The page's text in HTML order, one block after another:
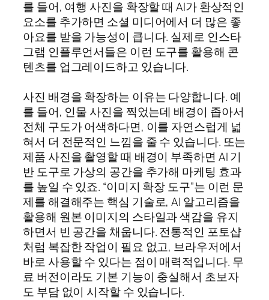
를 들어, 여행 사진을 확장할 때 AI가 환상적인
요소를 추가하면 소셜 미디어에서 더 많은 좋
아요를 받을 가능성이 큽니다. 실제로 인스타
그램 인플루언서들은 이런 도구를 활용해 콘
텐츠를 업그레이드하고 있습니다.
사진 배경을 확장하는 이유는 다양합니다. 예
를 들어, 인물 사진을 찍었는데 배경이 좁아서
전체 구도가 어색하다면, 이를 자연스럽게 넓
혀서 더 전문적인 느낌을 줄 수 있습니다. 또는
제품 사진을 촬영할 때 배경이 부족하면 AI 기
반 도구로 가상의 공간을 추가해 마케팅 효과
를 높일 수 있죠. “이미지 확장 도구”는 이런 문
제를 해결해주는 핵심 기술로, AI 알고리즘을
활용해 원본 이미지의 스타일과 색감을 유지
하면서 빈 공간을 채웁니다. 전통적인 포토샵
처럼 복잡한 작업이 필요 없고, 브라우저에서
바로 사용할 수 있다는 점이 매력적입니다. 무
료 버전이라도 기본 기능이 충실해서 초보자
도 부담 없이 시작할 수 있습니다.